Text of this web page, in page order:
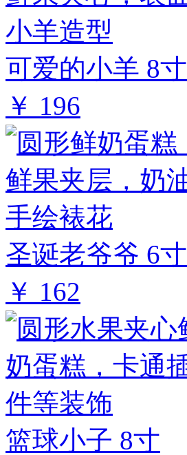
可爱的小羊 8寸
￥ 196
圣诞老爷爷 6寸
￥ 162
篮球小子 8寸